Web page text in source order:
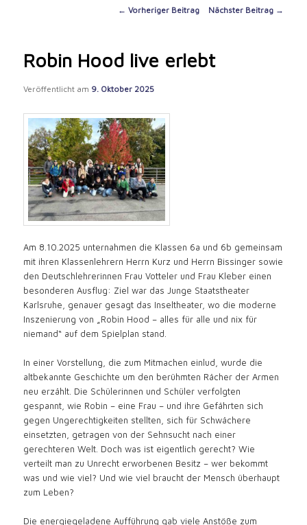
Post
← Vorheriger Beitrag Nächster Beitrag →
Robin Hood live erlebt
Veröffentlicht am 9. Oktober 2025
Am 8.10.2025 unternahmen die Klassen 6a und 6b gemeinsam
mit ihren Klassenlehrern Herrn Kurz und Herrn Bissinger sowie
den Deutschlehrerinnen Frau Votteler und Frau Kleber einen
besonderen Ausflug: Ziel war das Junge Staatstheater
Karlsruhe, genauer gesagt das Inseltheater, wo die moderne
Inszenierung von „Robin Hood – alles für alle und nix für
niemand“ auf dem Spielplan stand.
In einer Vorstellung, die zum Mitmachen einlud, wurde die
altbekannte Geschichte um den berühmten Rächer der Armen
neu erzählt. Die Schülerinnen und Schüler verfolgten
gespannt, wie Robin – eine Frau – und ihre Gefährten sich
gegen Ungerechtigkeiten stellten, sich für Schwächere
einsetzten, getragen von der Sehnsucht nach einer
gerechteren Welt. Doch was ist eigentlich gerecht? Wie
verteilt man zu Unrecht erworbenen Besitz – wer bekommt
was und wie viel? Und wie viel braucht der Mensch überhaupt
zum Leben?
Die energiegeladene Aufführung gab viele Anstöße zum